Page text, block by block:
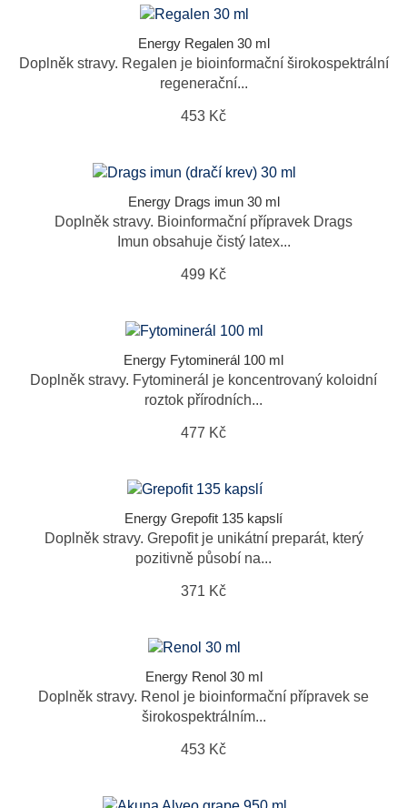
Energy Regalen 30 ml
Doplněk stravy. Regalen je bioinformační širokospektrální
regenerační...
453 Kč
Energy Drags imun 30 ml
Doplněk stravy. Bioinformační přípravek Drags
Imun obsahuje čistý latex...
499 Kč
Energy Fytominerál 100 ml
Doplněk stravy. Fytominerál je koncentrovaný koloidní
roztok přírodních...
477 Kč
Energy Grepofit 135 kapslí
Doplněk stravy. Grepofit je unikátní preparát, který
pozitivně působí na...
371 Kč
Energy Renol 30 ml
Doplněk stravy. Renol je bioinformační přípravek se
širokospektrálním...
453 Kč